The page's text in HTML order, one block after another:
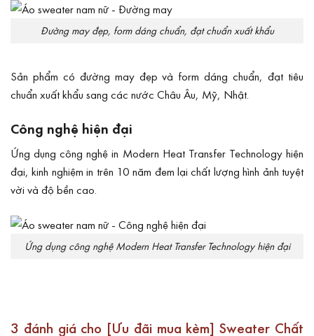
Đường may đẹp, form dáng chuẩn, đạt chuẩn xuất khẩu
Sản phẩm có đường may đẹp và form dáng chuẩn, đạt tiêu
chuẩn xuất khẩu sang các nước Châu Âu, Mỹ, Nhật.
Công nghệ hiện đại
Ứng dụng công nghệ in Modern Heat Transfer Technology hiện
đại, kinh nghiệm in trên 10 năm đem lại chất lượng hình ảnh tuyệt
vời và độ bền cao.
Ứng dụng công nghệ Modern Heat Transfer Technology hiện đại
3 đánh giá cho [Ưu đãi mua kèm] Sweater Chất